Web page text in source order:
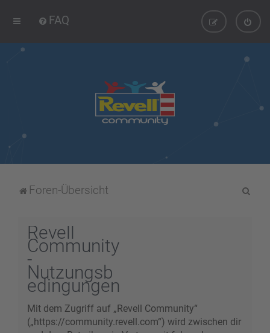
FAQ
Foren-Übersicht
Revell
Community
-
Nutzungsb
edingungen
Mit dem Zugriff auf „Revell Community“
(„https://community.revell.com“) wird zwischen dir